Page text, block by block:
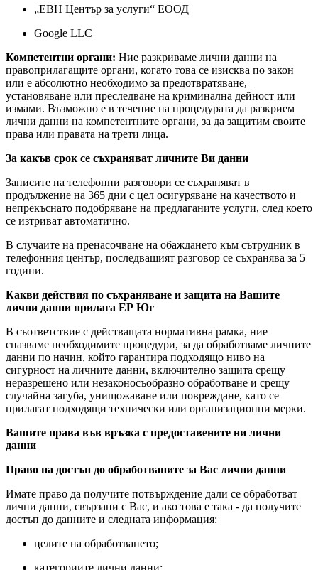
„ЕВН Център за услуги“ ЕООД
Google LLC
Компетентни органи: Ние разкриваме лични данни на
правоприлагащите органи, когато това се изисква по закон
или е абсолютно необходимо за предотвратяване,
установяване или преследване на криминална дейност или
измами. Възможно е в течение на процедурата да разкрием
лични данни на компетентните органи, за да защитим своите
права или правата на трети лица.
За какъв срок се съхраняват личните Ви данни
Записите на телефонни разговори се съхраняват в
продължение на 365 дни с цел осигуряване на качеството и
непрекъснато подобряване на предлаганите услуги, след което
се изтриват автоматично.
В случаите на пренасочване на обаждането към сътрудник в
телефонния център, последващият разговор се съхранява за 5
години.
Какви действия по съхраняване и защита на Вашите
лични данни прилага ЕР Юг
В съответствие с действащата нормативна рамка, ние
спазваме необходимите процедури, за да обработваме личните
данни по начин, който гарантира подходящо ниво на
сигурност на личните данни, включително защита срещу
неразрешено или незаконосъобразно обработване и срещу
случайна загуба, унищожаване или повреждане, като се
прилагат подходящи технически или организационни мерки.
Вашите права във връзка с предоставените ни лични
данни
Право на достъп до обработваните за Вас лични данни
Имате право да получите потвърждение дали се обработват
лични данни, свързани с Вас, и ако това е така - да получите
достъп до данните и следната информация:
целите на обработването;
категориите лични данни;